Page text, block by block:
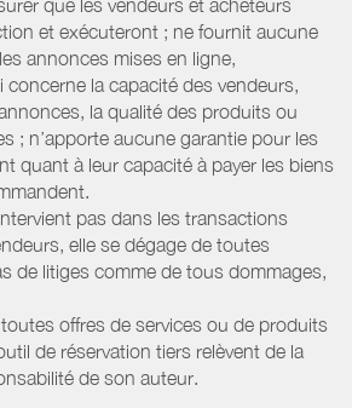
que les vendeurs et acheteurs
et exécuteront ; ne fournit aucune
annonces mises en ligne,
la capacité des vendeurs,
la qualité des produits ou
; n’apporte aucune garantie pour les
quant à leur capacité à payer les biens
pas dans les transactions
elle se dégage de toutes
de litiges comme de tous dommages,
offres de services ou de produits
de réservation tiers relèvent de la
de son auteur.